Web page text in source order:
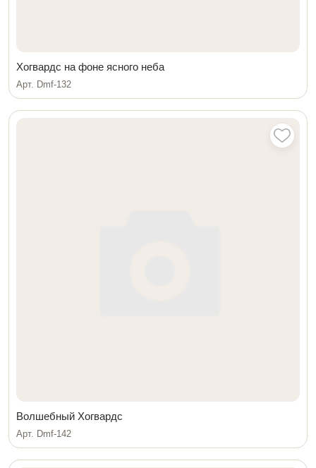
Хогвардс на фоне ясного неба
Арт. Dmf-132
Волшебный Хогвардс
Арт. Dmf-142